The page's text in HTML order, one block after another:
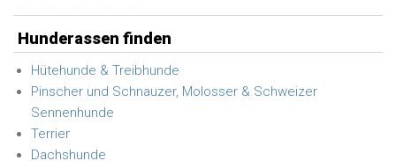
Hunderassen finden
Hütehunde & Treibhunde
Pinscher und Schnauzer, Molosser & Schweizer
Sennenhunde
Terrier
Dachshunde